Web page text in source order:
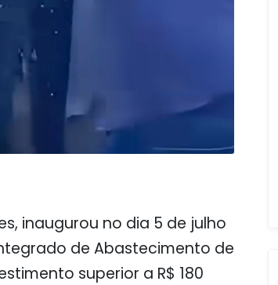
inaugurou no dia 5 de julho
de Abastecimento de
superior a R$ 180